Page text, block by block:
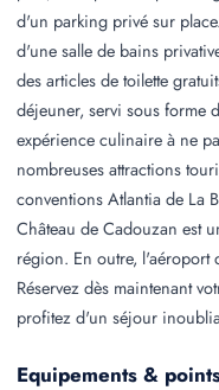
d'un parking privé sur
d'une salle de bains
des articles de toilette
déjeuner, servi sous forme
expérience culinaire à ne
nombreuses attractions
conventions Atlantia de La
Château de Cadouzan est
région. En outre, l'aéroport
Réservez dès maintenant
profitez d'un séjour
Equipements &